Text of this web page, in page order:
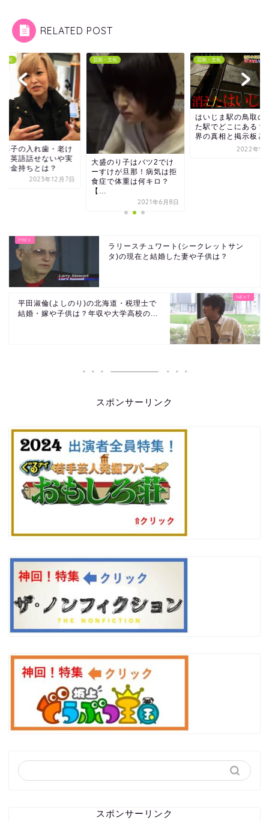
RELATED POST
文化
厚子の入れ歯・老け
？英語話せないや実
お金持ちとは？
2023年12月7日
芸能・文化
大盛のり子はバツ2でけ
ーすけが旦那！病気は拒
食症で体重は何キロ？
【...
2021年6月8日
芸能・文化
はいじま駅の鳥取の
た駅でどこにある？
界の真相と掲示板と
2022年9
ラリースチュワート(シークレットサン
タ)の現在と結婚した妻や子供は？
平田淑倫(よしのり)の北海道・税理士で
結婚・嫁や子供は？年収や大学高校の...
スポンサーリンク
スポンサーリンク